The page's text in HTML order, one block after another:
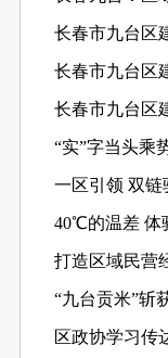
“实”字当头乘
一区引领 双链
40℃的温差 体
打造区域民营
区政协学习传